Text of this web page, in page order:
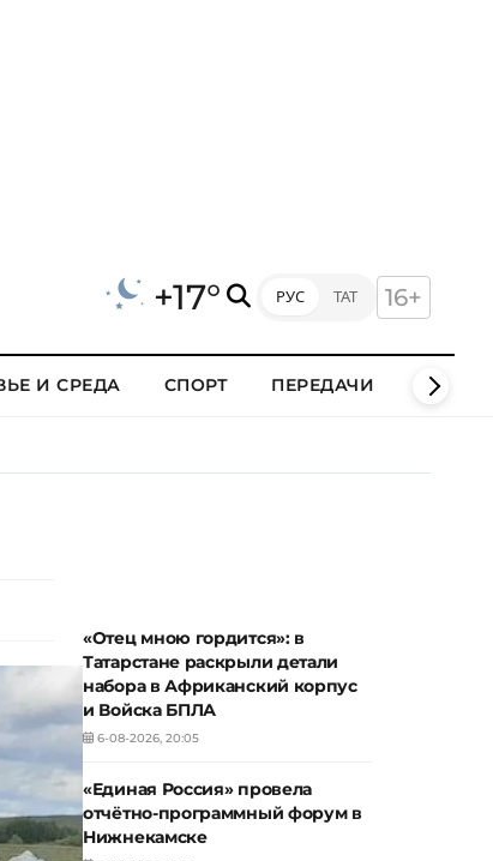
+17° РУС ТАТ 16+
И СРЕДА СПОРТ ПЕРЕДАЧИ КЛИПЫ
«Отец мною гордится»: в
Татарстане раскрыли детали
набора в Африканский корпус
и Войска БПЛА
6-08-2026, 20:05
«Единая Россия» провела
отчётно-программный форум в
Нижнекамске